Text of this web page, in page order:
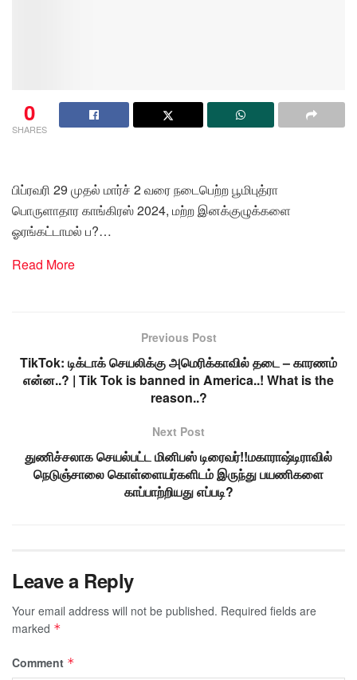
0
SHARES
பிப்ரவரி 29 முதல் மார்ச் 2 வரை நடைபெற்ற பூமிபுத்ரா
பொருளாதார காங்கிரஸ் 2024, மற்ற இனக்குழுக்களை
ஓரங்கட்டாமல் ப?…
Read More
Previous Post
TikTok: டிக்டாக் செயலிக்கு அமெரிக்காவில் தடை – காரணம்
என்ன..? | Tik Tok is banned in America..! What is the
reason..?
Next Post
துணிச்சலாக செயல்பட்ட மினிபஸ் டிரைவர்!!மகாராஷ்டிராவில்
நெடுஞ்சாலை கொள்ளையர்களிடம் இருந்து பயணிகளை
காப்பாற்றியது எப்படி?
Leave a Reply
Your email address will not be published. Required fields are
marked *
Comment *